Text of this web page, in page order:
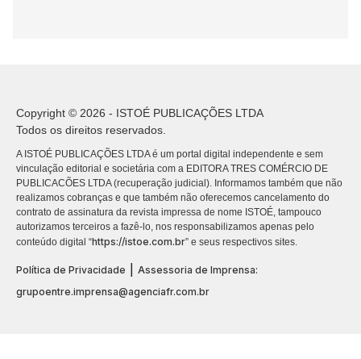
Copyright © 2026 - ISTOÉ PUBLICAÇÕES LTDA
Todos os direitos reservados.
A ISTOÉ PUBLICAÇÕES LTDA é um portal digital independente e sem
vinculação editorial e societária com a EDITORA TRES COMÉRCIO DE
PUBLICACÕES LTDA (recuperação judicial). Informamos também que não
realizamos cobranças e que também não oferecemos cancelamento do
contrato de assinatura da revista impressa de nome ISTOÉ, tampouco
autorizamos terceiros a fazê-lo, nos responsabilizamos apenas pelo
conteúdo digital “https://istoe.com.br” e seus respectivos sites.
Política de Privacidade
Assessoria de Imprensa:
grupoentre.imprensa@agenciafr.com.br